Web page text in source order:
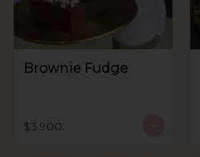
Brownie Fudge
$3.900